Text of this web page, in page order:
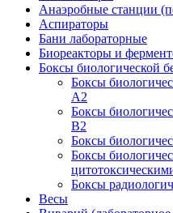
Анаэробные станции
Аспираторы
Бани лабораторные
Биореакторы и
Боксы биологической
Боксы
A2
Боксы
B2
Боксы
Боксы
Боксы
Весы